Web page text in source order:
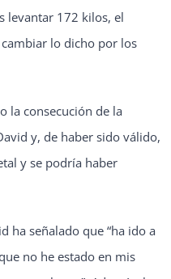
levantar 172 kilos, el
lo dicho por los
la consecución de la
y, de haber sido válido,
y se podría haber
ha señalado que “ha ido a
no he estado en mis